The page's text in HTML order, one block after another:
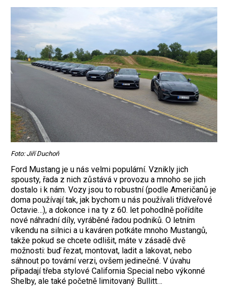
Foto: Jiří Duchoň
Ford Mustang je u nás velmi populární. Vznikly jich
spousty, řada z nich zůstává v provozu a mnoho se jich
dostalo i k nám. Vozy jsou to robustní (podle Američanů je
doma používají tak, jak bychom u nás používali třídveřové
Octavie…), a dokonce i na ty z 60. let pohodlně pořídíte
nové náhradní díly, vyráběné řadou podniků. O letním
víkendu na silnici a u kaváren potkáte mnoho Mustangů,
takže pokud se chcete odlišit, máte v zásadě dvě
možnosti: buď řezat, montovat, ladit a lakovat, nebo
sáhnout po tovární verzi, ovšem jedinečné. V úvahu
připadají třeba stylové California Special nebo výkonné
Shelby, ale také početně limitovaný Bullitt…